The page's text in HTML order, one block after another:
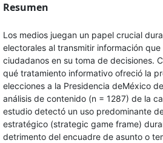
Resumen
Los medios juegan un papel crucial
electorales al transmitir información
ciudadanos en su toma de decisiones.
qué tratamiento informativo ofreció la
elecciones a la Presidencia deMéxico
análisis de contenido (n = 1287) de la
estudio detectó un uso predominante
estratégico (strategic game frame)
detrimento del encuadre de asunto o